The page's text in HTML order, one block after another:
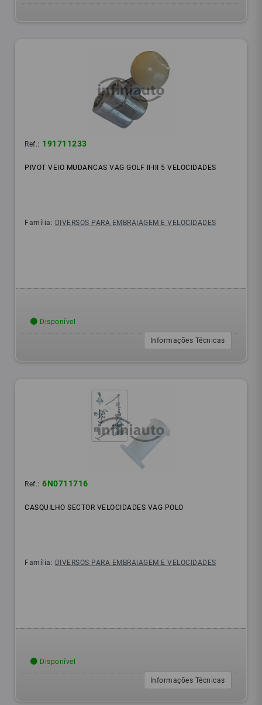
Ref.: 191711233
PIVOT VEIO MUDANCAS VAG GOLF II-III 5 VELOCIDADES
Família: DIVERSOS PARA EMBRAIAGEM E VELOCIDADES
Disponível
Informações Técnicas
Ref.: 6N0711716
CASQUILHO SECTOR VELOCIDADES VAG POLO
Família: DIVERSOS PARA EMBRAIAGEM E VELOCIDADES
Disponível
Informações Técnicas